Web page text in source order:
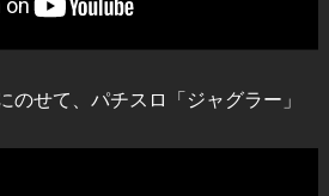
のせて、パチスロ「ジャグラー」